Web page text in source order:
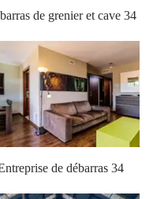
de grenier et cave 34
de débarras 34